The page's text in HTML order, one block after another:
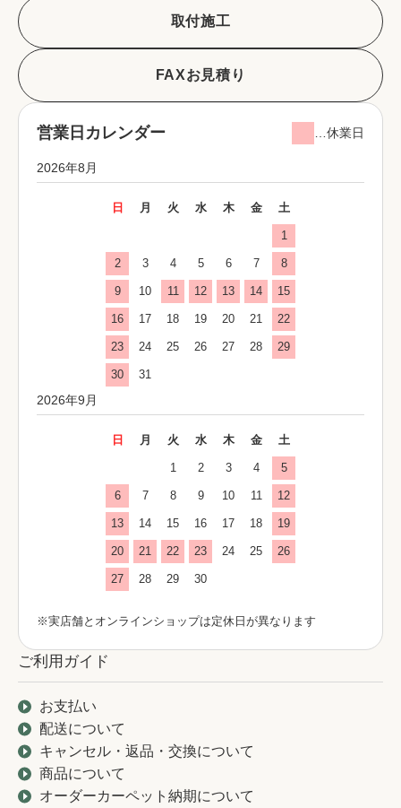
取付施工
FAXお見積り
営業日カレンダー …休業日
2026年8月
日 月 火 水 木 金 土
1
2 3 4 5 6 7 8
9 10 11 12 13 14 15
16 17 18 19 20 21 22
23 24 25 26 27 28 29
30 31
2026年9月
日 月 火 水 木 金 土
1 2 3 4 5
6 7 8 9 10 11 12
13 14 15 16 17 18 19
20 21 22 23 24 25 26
27 28 29 30
※実店舗とオンラインショップは定休日が異なります
ご利用ガイド
お支払い
配送について
キャンセル・返品・交換について
商品について
オーダーカーペット納期について